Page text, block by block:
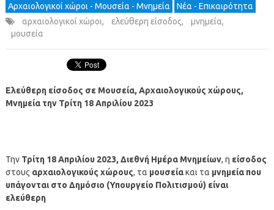
Αρχαιολογικοί χώροι - Μουσεία - Μνημεία
Νέα - Επικαιρότητα
αρχαιολογικοί χώροι, ελεύθερη είσοδος, μνημεία,
μουσεία
Ελεύθερη είσοδος σε Μουσεία, Αρχαιολογικούς χώρους,
Μνημεία την Τρίτη 18 Απριλίου 2023
Την Τρίτη 18 Απριλίου2023, Διεθνή Ημέρα Μνημείων, η είσοδος
στους αρχαιολογικούς χώρους, τα μουσείακαι τα μνημεία που
υπάγονται στο Δημόσιο (Υπουργείο Πολιτισμού) είναι
ελεύθερη